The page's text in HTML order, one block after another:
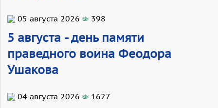
05 августа 2026 398
5 августа - день памяти
праведного воина Феодора
Ушакова
04 августа 2026 1627